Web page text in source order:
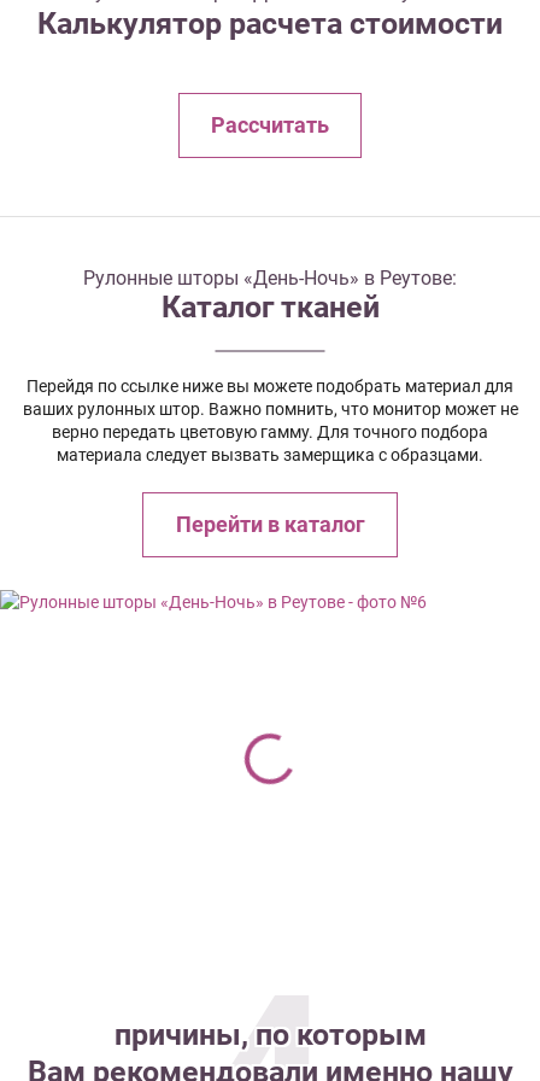
Калькулятор расчета стоимости
Рассчитать
Рулонные шторы «День-Ночь» в Реутове:
Каталог тканей
Перейдя по ссылке ниже вы можете подобрать материал для
ваших рулонных штор. Важно помнить, что монитор может не
верно передать цветовую гамму. Для точного подбора
материала следует вызвать замерщика с образцами.
Перейти в каталог
причины, по которым
Вам рекомендовали именно нашу